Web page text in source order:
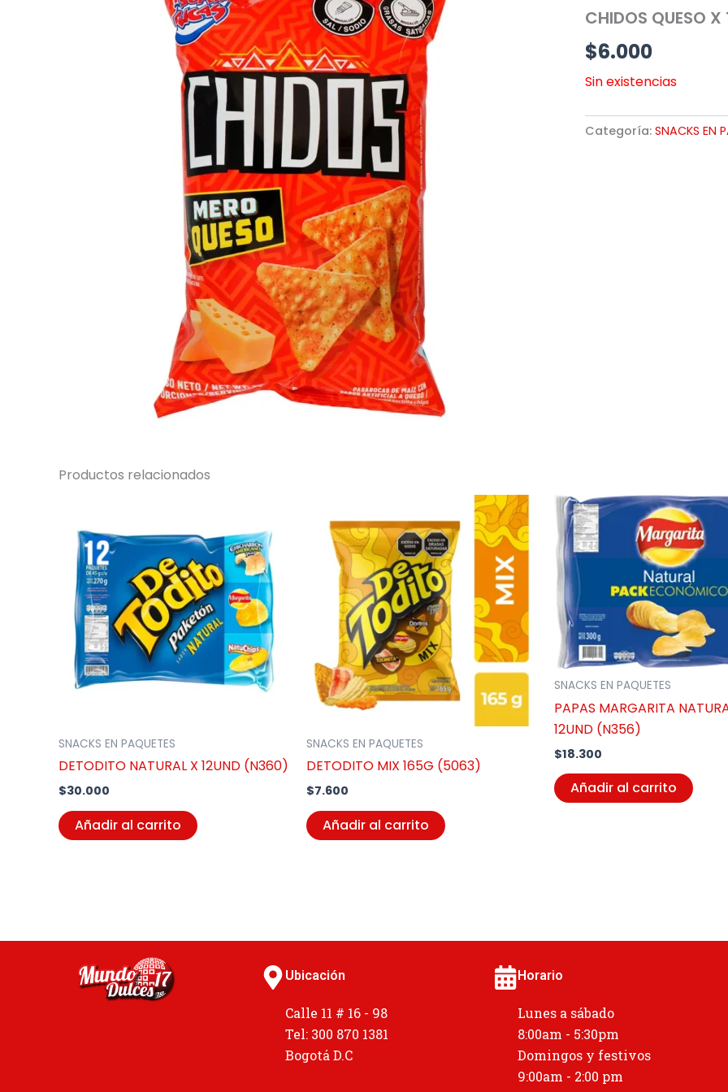
CHIDOS QUESO
$6.000
Sin existencias
Categoría: SNACKS EN
Productos relacionados
SNACKS EN PAQUETES
DETODITO NATURAL X 12UND (N360)
$30.000
Añadir al carrito
SNACKS EN PAQUETES
DETODITO MIX 165G (5063)
$7.600
Añadir al carrito
SNACKS EN PAQUETES
PAPAS MARGARITA
12UND (N356)
$18.300
Añadir al carrito
Ubicación
Calle 11 # 16 - 98
Tel: 300 870 1381
Bogotá D.C
Horario
Lunes a sábado
8:00am - 5:30pm
Domingos y festivos
9:00am - 2:00 pm